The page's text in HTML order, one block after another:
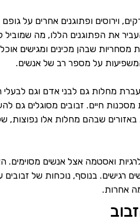
וירוסים ופתוגנים אחרים על
את הפתוגנים הללו, מה שמוביל
שבהן מכינים ומגישים אוכל
על מספר רב של אנשים.
מחלות גם לבני אדם וגם לבעלי
מסכנות חיים. זבובים מסוגלים גם
באזורים שבהם מחלות אלו נפוצות,
ואסטמה אצל אנשים מסוימים.
רגישים. בנוסף, נוכחות של
אחרות.